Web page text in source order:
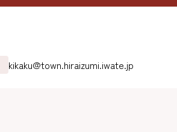
kikaku@town.hiraizumi.iwate.jp